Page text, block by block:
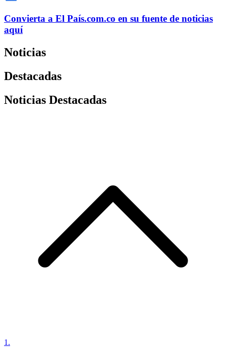
Convierta a El País.com.co en su fuente de noticias
aquí
Noticias
Destacadas
Noticias Destacadas
1 .